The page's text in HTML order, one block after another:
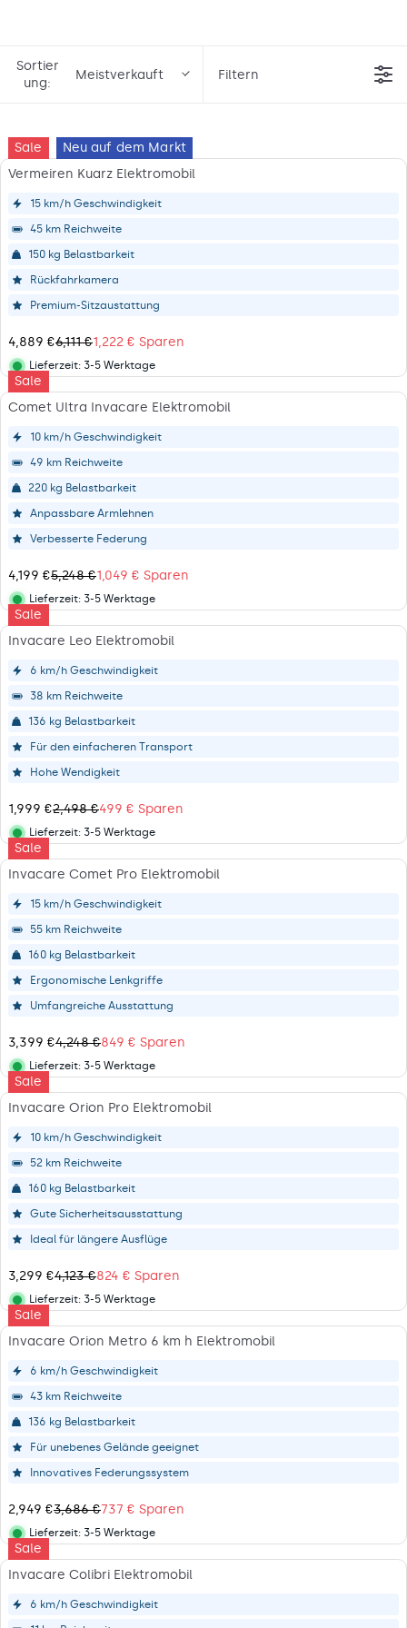
Sortier
ung:
Meistverkauft Filtern
Sale
Neu auf dem Markt
Vermeiren Kuarz Elektromobil
15 km/h Geschwindigkeit
45 km Reichweite
150 kg Belastbarkeit
Rückfahrkamera
Premium-Sitzaustattung
R
E
G
U
A
P
R
C
E
,
1
1
1
€
N
O
O
N
A
E
F
O
R
8
9
S
V
N
G
1
2
2
€
S
A
E
N
4,889 €6,111 €1,222 € Sparen
Lieferstatus
Lieferzeit: 3-5 Werktage
Sale
Comet Ultra Invacare Elektromobil
10 km/h Geschwindigkeit
49 km Reichweite
220 kg Belastbarkeit
Anpassbare Armlehnen
Verbesserte Federung
R
E
G
U
A
P
R
C
E
,
2
4
8
€
N
O
O
N
A
E
F
O
R
9
9
S
V
N
G
1
0
4
€
S
A
E
N
4,199 €5,248 €1,049 € Sparen
Lieferstatus
Lieferzeit: 3-5 Werktage
Sale
Invacare Leo Elektromobil
6 km/h Geschwindigkeit
38 km Reichweite
136 kg Belastbarkeit
Für den einfacheren Transport
Hohe Wendigkeit
R
E
G
U
A
P
R
C
E
,
4
9
8
€
N
O
O
N
A
E
F
O
R
9
9
S
V
N
G
4
9
1,999 €2,498 €499 € Sparen
Lieferstatus
Lieferzeit: 3-5 Werktage
Sale
Invacare Comet Pro Elektromobil
15 km/h Geschwindigkeit
55 km Reichweite
160 kg Belastbarkeit
Ergonomische Lenkgriffe
Umfangreiche Ausstattung
R
E
G
U
A
P
R
C
E
,
2
4
8
€
N
O
O
N
A
E
F
O
R
3,399 €4,248 €849 € Sparen
Lieferstatus
Lieferzeit: 3-5 Werktage
Sale
Invacare Orion Pro Elektromobil
10 km/h Geschwindigkeit
52 km Reichweite
160 kg Belastbarkeit
Gute Sicherheitsausstattung
Ideal für längere Ausflüge
R
E
G
U
A
P
R
C
E
,
1
2
3
€
N
3,299 €4,123 €824 € Sparen
Lieferstatus
Lieferzeit: 3-5 Werktage
Sale
Invacare Orion Metro 6 km h Elektromobil
6 km/h Geschwindigkeit
43 km Reichweite
136 kg Belastbarkeit
Für unebenes Gelände geeignet
Innovatives Federungssystem
R
E
G
U
A
2,949 €3,686 €737 € Sparen
Lieferstatus
Lieferzeit: 3-5 Werktage
Sale
Invacare Colibri Elektromobil
6 km/h Geschwindigkeit